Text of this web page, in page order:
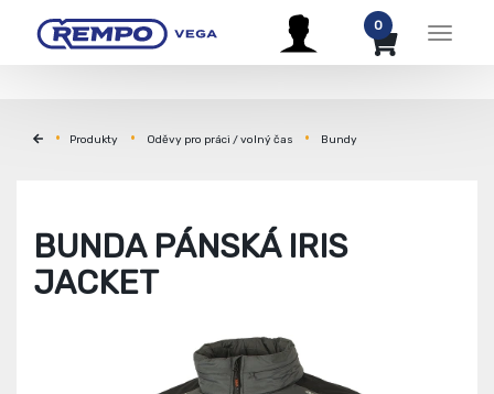
Menu
0
Produkty Oděvy pro práci / volný čas Bundy
BUNDA PÁNSKÁ IRIS
JACKET